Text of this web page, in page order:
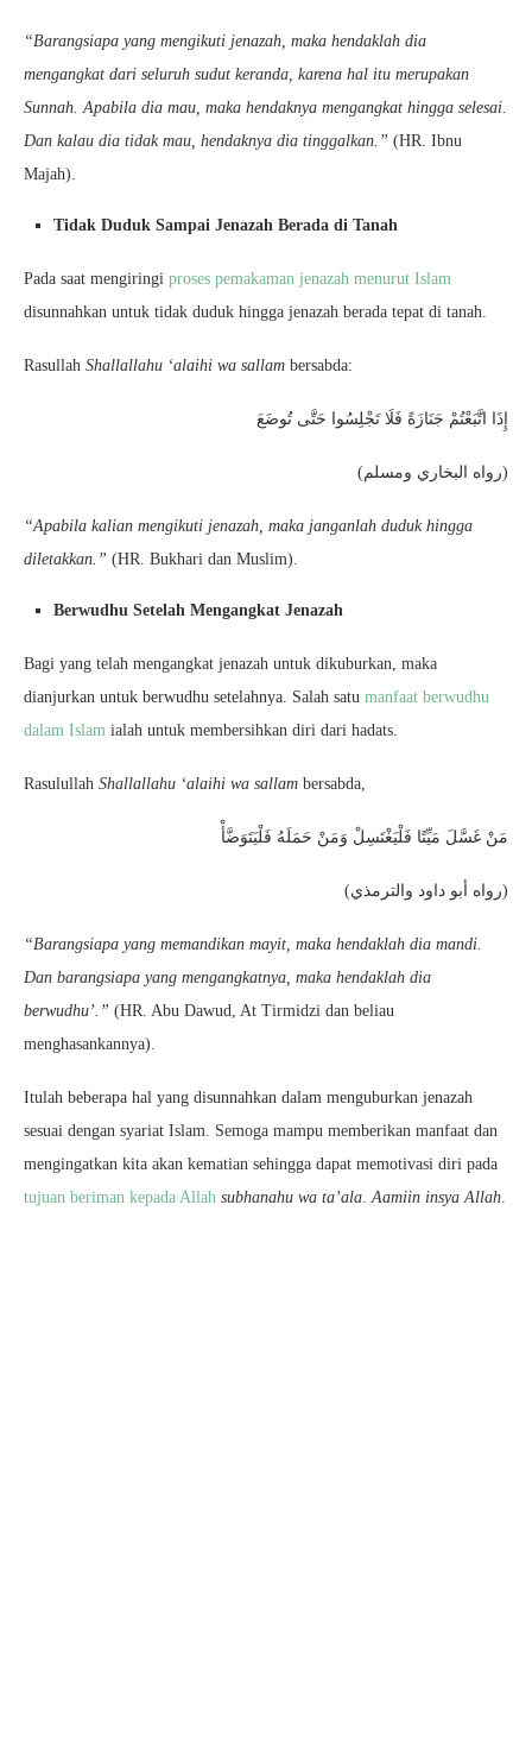
“Barangsiapa yang mengikuti jenazah, maka hendaklah dia
mengangkat dari seluruh sudut keranda, karena hal itu merupakan
Sunnah. Apabila dia mau, maka hendaknya mengangkat hingga selesai.
Dan kalau dia tidak mau, hendaknya dia tinggalkan.” (HR. Ibnu
Majah).
Tidak Duduk Sampai Jenazah Berada di Tanah
Pada saat mengiringi proses pemakaman jenazah menurut Islam
disunnahkan untuk tidak duduk hingga jenazah berada tepat di tanah.
Rasullah Shallallahu ‘alaihi wa sallam bersabda:
إِذَا اتَّبَعْتُمْ جَنَازَةً فَلَا تَجْلِسُوا حَتَّى تُوضَعَ
(رواه البخاري ومسلم)
“Apabila kalian mengikuti jenazah, maka janganlah duduk hingga
diletakkan.” (HR. Bukhari dan Muslim).
Berwudhu Setelah Mengangkat Jenazah
Bagi yang telah mengangkat jenazah untuk dikuburkan, maka
dianjurkan untuk berwudhu setelahnya. Salah satu manfaat berwudhu
dalam Islam ialah untuk membersihkan diri dari hadats.
Rasulullah Shallallahu ‘alaihi wa sallam bersabda,
مَنْ غَسَّلَ مَيِّتًا فَلْيَغْتَسِلْ وَمَنْ حَمَلَهُ فَلْيَتَوَضَّأْ
(رواه أبو داود والترمذي)
“Barangsiapa yang memandikan mayit, maka hendaklah dia mandi.
Dan barangsiapa yang mengangkatnya, maka hendaklah dia
berwudhu’.” (HR. Abu Dawud, At Tirmidzi dan beliau
menghasankannya).
Itulah beberapa hal yang disunnahkan dalam menguburkan jenazah
sesuai dengan syariat Islam. Semoga mampu memberikan manfaat dan
mengingatkan kita akan kematian sehingga dapat memotivasi diri pada
tujuan beriman kepada Allah subhanahu wa ta’ala.Aamiin insya Allah.